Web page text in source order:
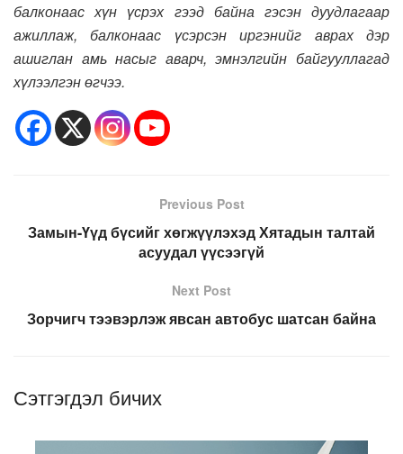
балконаас хүн үсрэх гээд байна гэсэн дуудлагаар
ажиллаж, балконаас үсэрсэн иргэнийг аврах дэр
ашиглан амь насыг аварч, эмнэлгийн байгууллагад
хүлээлгэн өгчээ.
Previous Post
Замын-Үүд бүсийг хөгжүүлэхэд Хятадын талтай
асуудал үүсээгүй
Next Post
Зорчигч тээвэрлэж явсан автобус шатсан байна
Сэтгэгдэл бичих